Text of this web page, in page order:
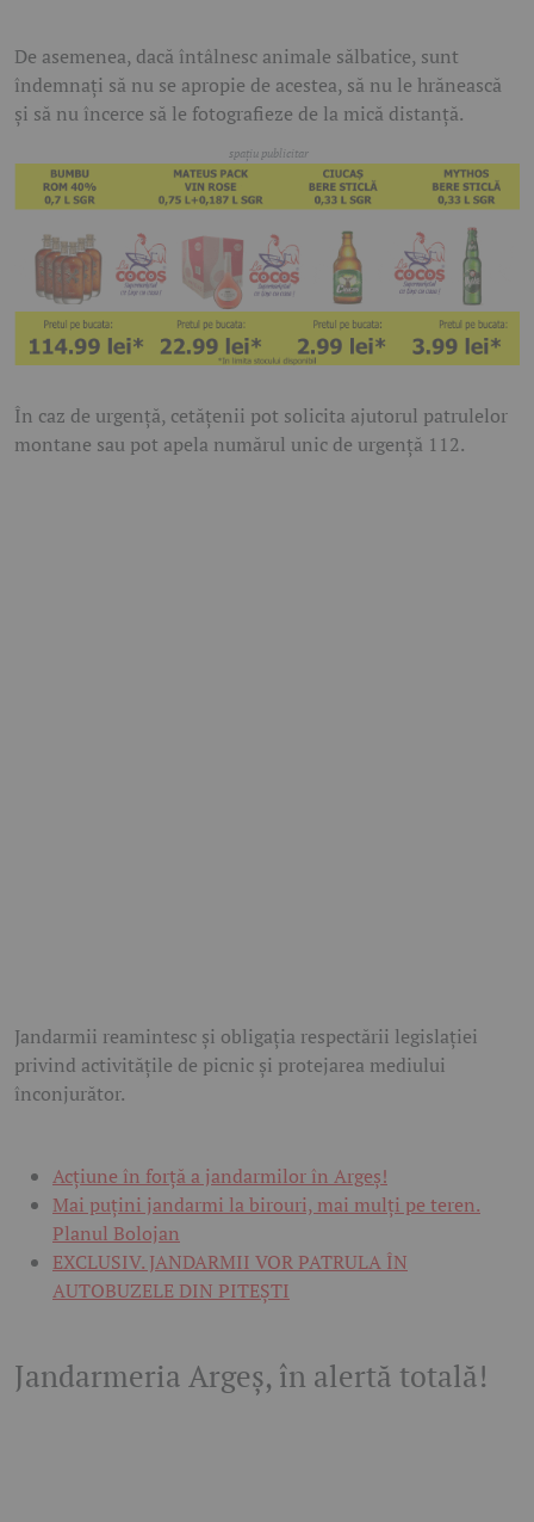
De asemenea, dacă întâlnesc animale sălbatice, sunt
îndemnați să nu se apropie de acestea, să nu le hrănească
și să nu încerce să le fotografieze de la mică distanță.
În caz de urgență, cetățenii pot solicita ajutorul patrulelor
montane sau pot apela numărul unic de urgență 112.
Jandarmii reamintesc și obligația respectării legislației
privind activitățile de picnic și protejarea mediului
înconjurător.
Acțiune în forță a jandarmilor în Argeș!
Mai puțini jandarmi la birouri, mai mulți pe teren.
Planul Bolojan
EXCLUSIV. JANDARMII VOR PATRULA ÎN
AUTOBUZELE DIN PITEȘTI
Jandarmeria Argeș, în alertă totală!